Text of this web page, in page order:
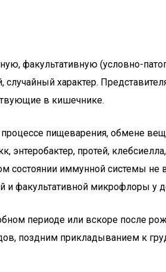
факультативную (условно-
случайный характер.
в кишечнике.
пищеварения, обмене
энтеробактер, протей,
состоянии иммунной системы
факультативной микрофлоры у
периоде или вскоре после
поздним прикладыванием к